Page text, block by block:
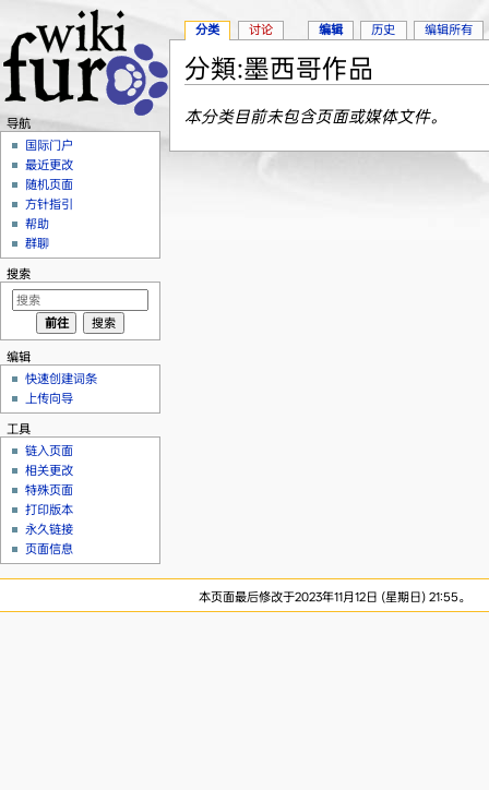
分類:墨西哥作品
本分类目前未包含页面或媒体文件。
分类 讨论 编辑 历史 编辑所有
导航
国际门户
最近更改
随机页面
方针指引
帮助
群聊
搜索
编辑
快速创建词条
上传向导
工具
链入页面
相关更改
特殊页面
打印版本
永久链接
页面信息
本页面最后修改于2023年11月12日 (星期日) 21:55。